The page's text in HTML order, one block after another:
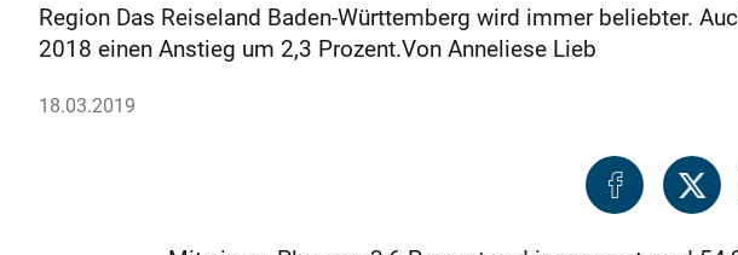
Region Das Reiseland Baden-Württemberg wird immer beliebter.
2018 einen Anstieg um 2,3 Prozent.Von Anneliese Lieb
18.03.2019